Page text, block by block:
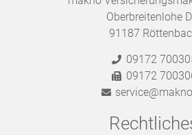
Oberbreitenlohe
91187
09172
09172